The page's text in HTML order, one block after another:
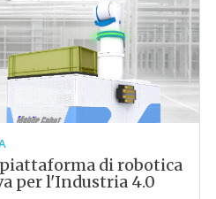
piattaforma di robotica
per l'Industria 4.0